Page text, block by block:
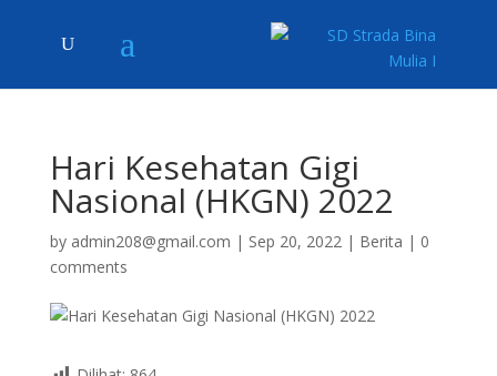
Hari Kesehatan Gigi
Nasional (HKGN) 2022
by admin208@gmail.com | Sep 20, 2022| Berita | 0
comments